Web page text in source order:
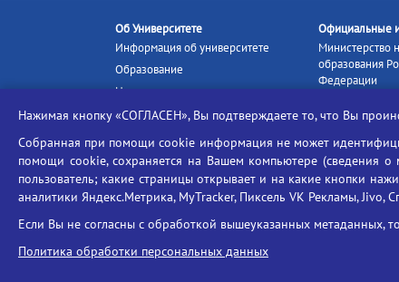
Об Университете
Информация об университете
Образование
Наука и инновации
Абитуриенту
Ассоциация выпускников
Центр тестирования
иностранных граждан
Конкурс на замещение
должностей научно-
педагогических работников
Официальные
Министерство
образования
Федерации
Портал
образование»
Единое окно
ресурсов
Единая
Нажимая кнопку «СОГЛАСЕН», Вы подтверждаете то, что Вы
Собранная при помощи cookie информация не может
помощи cookie, сохраняется на Вашем компьютере (сведения о
пользователь; какие страницы открывает и на какие кнопки
аналитики Яндекс.Метрика, MyTracker, Пиксель VK Рекламы, Jivo,
Если Вы не согласны с обработкой вышеуказанных метаданных,
Политика обработки персональных данных